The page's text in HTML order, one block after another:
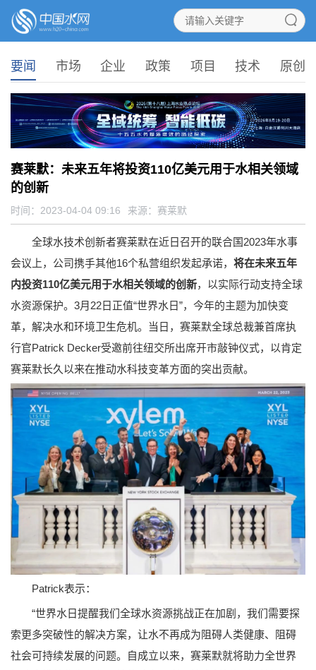
要闻 市场 企业 政策 项目 技术 原创
赛莱默：未来五年将投资110亿美元用于水相关领域
的创新
时间：2023-04-04 09:16 来源： 赛莱默
全球水技术创新者赛莱默在近日召开的联合国2023年水事
会议上，公司携手其他16个私营组织发起承诺， 将在未来五年
内投资110亿美元用于水相关领域的创新，以实际行动支持全球
水资源保护。3月22日正值“世界水日”，今年的主题为加快变
革，解决水和环境卫生危机。当日，赛莱默全球总裁兼首席执
行官Patrick Decker受邀前往纽交所出席开市敲钟仪式，以肯定
赛莱默长久以来在推动水科技变革方面的突出贡献。
Patrick表示：
“世界水日提醒我们全球水资源挑战正在加剧，我们需要探
索更多突破性的解决方案，让水不再成为阻碍人类健康、阻碍
社会可持续发展的问题。自成立以来，赛莱默就将助力全世界